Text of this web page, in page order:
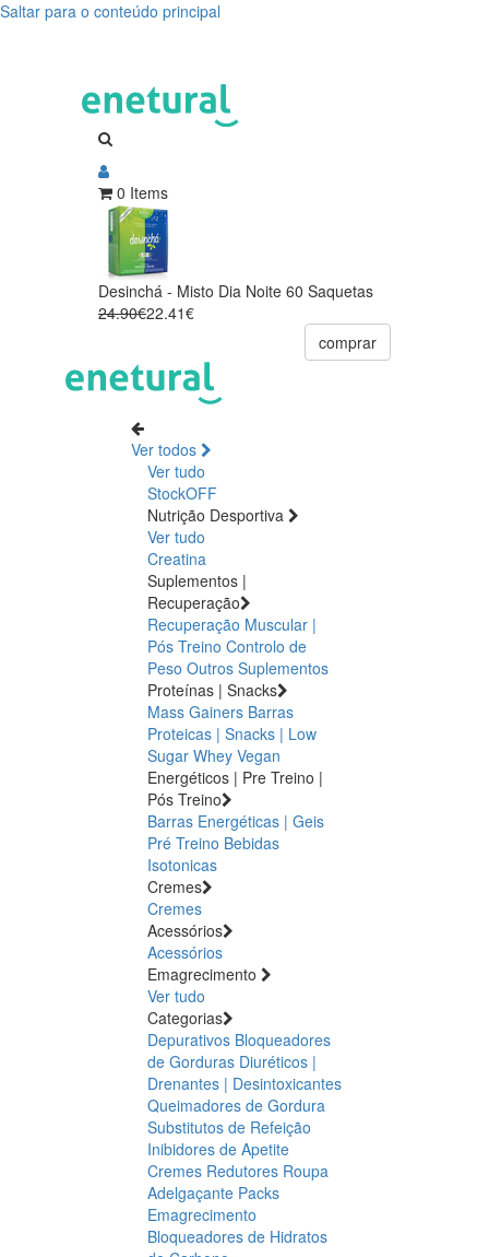
Saltar para o conteúdo principal
0 Items
Desinchá - Misto Dia Noite 60 Saquetas
24.90€22.41€
comprar
Ver todos
Ver tudo
StockOFF
Nutrição Desportiva
Ver tudo
Creatina
Suplementos |
Recuperação
Recuperação Muscular |
Pós Treino Controlo de
Peso Outros Suplementos
Proteínas | Snacks
Mass Gainers Barras
Proteicas | Snacks | Low
Sugar Whey Vegan
Energéticos | Pre Treino |
Pós Treino
Barras Energéticas | Geis
Pré Treino Bebidas
Isotonicas
Cremes
Cremes
Acessórios
Acessórios
Emagrecimento
Ver tudo
Categorias
Depurativos Bloqueadores
de Gorduras Diuréticos |
Drenantes | Desintoxicantes
Queimadores de Gordura
Substitutos de Refeição
Inibidores de Apetite
Cremes Redutores Roupa
Adelgaçante Packs
Emagrecimento
Bloqueadores de Hidratos